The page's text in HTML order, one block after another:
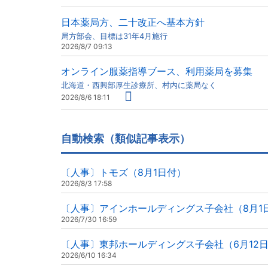
日本薬局方、二十改正へ基本方針
局方部会、目標は31年4月施行
2026/8/7 09:13
オンライン服薬指導ブース、利用薬局を募集
北海道・西興部厚生診療所、村内に薬局なく
2026/8/6 18:11
自動検索（類似記事表示）
〔人事〕トモズ（8月1日付）
2026/8/3 17:58
〔人事〕アインホールディングス子会社（8月1
2026/7/30 16:59
〔人事〕東邦ホールディングス子会社（6月12日
2026/6/10 16:34